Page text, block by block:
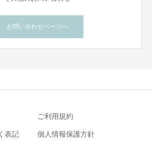
お問い合わせページへ
ご利用規約
表記 個人情報保護方針